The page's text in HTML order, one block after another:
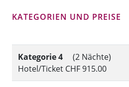
KATEGORIEN UND PREISE
Kategorie 4
(2 Nächte)
Hotel/Ticket CHF 915.00